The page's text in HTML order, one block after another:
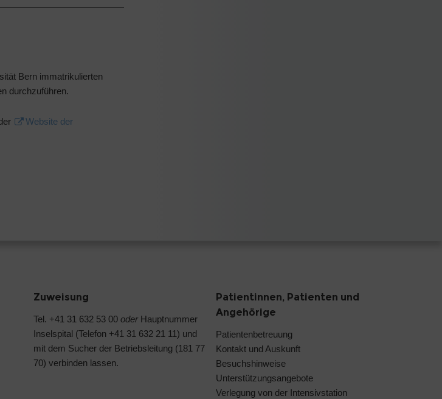
Bern immatrikulierten
durchzuführen.
Website der
Zuweisung
Tel. +41 31 632 53 00 oder Hauptnummer
Inselspital (Telefon +41 31 632 21 11) und
mit dem Sucher der Betriebsleitung (181 77
70) verbinden lassen.
Patientinnen, Patienten und
Angehörige
Patientenbetreuung
Kontakt und Auskunft
Besuchshinweise
Unterstützungsangebote
Verlegung von der Intensivstation